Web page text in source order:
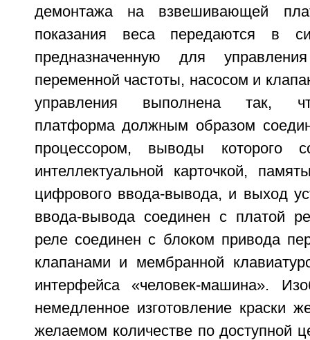
демонтажа на взвешивающей
показания веса передаются в
предназначенную для
переменной частоты, насосом и
управления выполнена так,
платформа должным образом
процессором, выводы которого
интеллектуальной карточкой,
цифрового ввода-вывода, и выход
ввода-вывода соединен с платой
реле соединен с блоком привода
клапанами и мембранной
интерфейса «человек-машина».
немедленное изготовление краски
желаемом количестве по доступной